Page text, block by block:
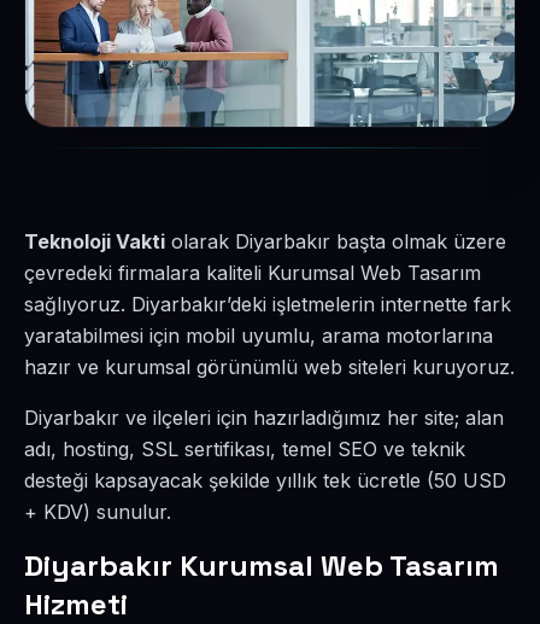
Teknoloji Vakti olarak Diyarbakır başta olmak üzere
çevredeki firmalara kaliteli Kurumsal Web Tasarım
sağlıyoruz. Diyarbakır’deki işletmelerin internette fark
yaratabilmesi için mobil uyumlu, arama motorlarına
hazır ve kurumsal görünümlü web siteleri kuruyoruz.
Diyarbakır ve ilçeleri için hazırladığımız her site; alan
adı, hosting, SSL sertifikası, temel SEO ve teknik
desteği kapsayacak şekilde yıllık tek ücretle (50 USD
+ KDV) sunulur.
Diyarbakır Kurumsal Web Tasarım
Hizmeti